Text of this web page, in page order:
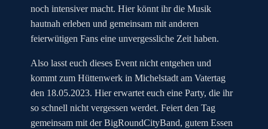
noch intensiver macht. Hier könnt ihr die Musik
hautnah erleben und gemeinsam mit anderen
feierwütigen Fans eine unvergessliche Zeit haben.
Also lasst euch dieses Event nicht entgehen und
kommt zum Hüttenwerk in Michelstadt am Vatertag
den 18.05.2023. Hier erwartet euch eine Party, die ihr
so schnell nicht vergessen werdet. Feiert den Tag
gemeinsam mit der BigRoundCityBand, gutem Essen